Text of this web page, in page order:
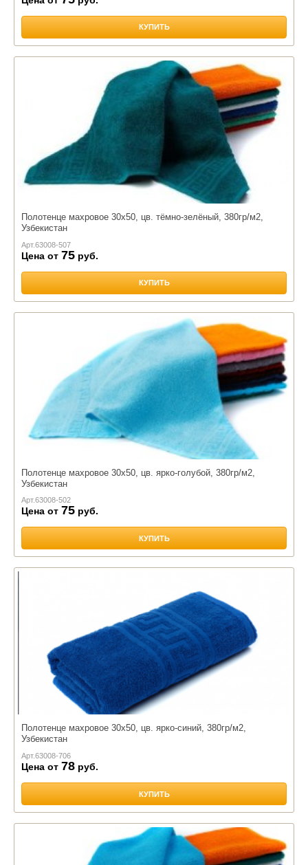
КУПИТЬ
Полотенце махровое 30х50, цв. тёмно-зелёный, 380гр/м2,
Узбекистан
Арт.63008-507
Цена от 75 руб.
КУПИТЬ
Полотенце махровое 30х50, цв. ярко-голубой, 380гр/м2,
Узбекистан
Арт.63008-502
Цена от 75 руб.
КУПИТЬ
Полотенце махровое 30х50, цв. ярко-синий, 380гр/м2,
Узбекистан
Арт.63008-706
Цена от 78 руб.
КУПИТЬ